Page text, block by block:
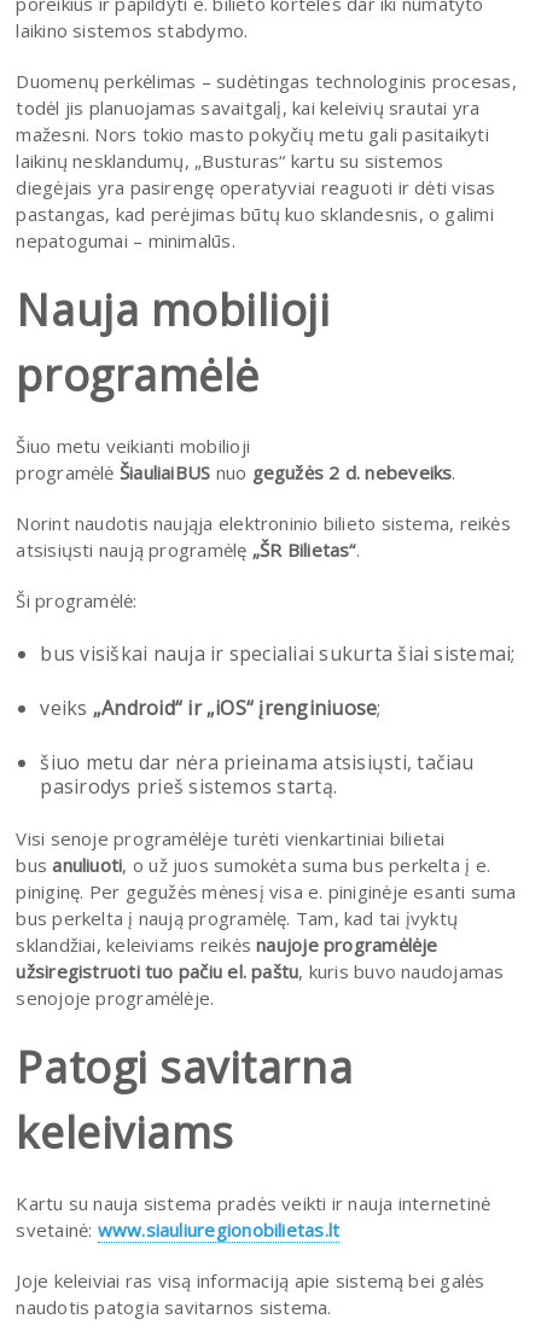
laikino sistemos stabdymo.
Duomenų perkėlimas – sudėtingas technologinis procesas,
todėl jis planuojamas savaitgalį, kai keleivių srautai yra
mažesni. Nors tokio masto pokyčių metu gali pasitaikyti
laikinų nesklandumų, „Busturas“ kartu su sistemos
diegėjais yra pasirengę operatyviai reaguoti ir dėti visas
pastangas, kad perėjimas būtų kuo sklandesnis, o galimi
nepatogumai – minimalūs.
Nauja mobilioji
programėlė
Šiuo metu veikianti mobilioji
programėlė ŠiauliaiBUS nuo gegužės 2 d. nebeveiks.
Norint naudotis naująja elektroninio bilieto sistema, reikės
atsisiųsti naują programėlę „ŠR Bilietas“.
Ši programėlė:
bus visiškai nauja ir specialiai sukurta šiai sistemai;
veiks „Android“ ir „iOS“ įrenginiuose;
šiuo metu dar nėra prieinama atsisiųsti, tačiau
pasirodys prieš sistemos startą.
Visi senoje programėlėje turėti vienkartiniai bilietai
busanuliuoti, o už juos sumokėta suma bus perkelta į e.
piniginę. Per gegužės mėnesį visa e. piniginėje esanti suma
bus perkelta į naują programėlę. Tam, kad tai įvyktų
sklandžiai, keleiviams reikėsnaujoje programėlėje
užsiregistruoti tuo pačiu el. paštu, kuris buvo naudojamas
senojoje programėlėje.
Patogi savitarna
keleiviams
Kartu su nauja sistema pradės veikti ir nauja internetinė
svetainė: www.siauliuregionobilietas.lt
Joje keleiviai ras visą informaciją apie sistemą bei galės
naudotis patogia savitarnos sistema.